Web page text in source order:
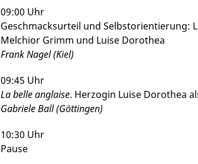
09:00 Uhr
Geschmacksurteil und Selbstorientierung:
Melchior Grimm und Luise Dorothea
Frank Nagel (Kiel)
09:45 Uhr
La belle anglaise. Herzogin Luise Dorothea
Gabriele Ball (Göttingen)
10:30 Uhr
Pause